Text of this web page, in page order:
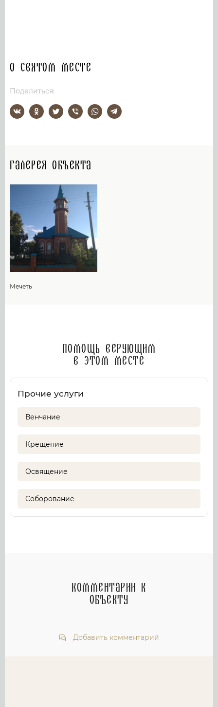
О святом месте
Поделиться:
Галерея объекта
Мечеть
Помощь верующим
в этом месте
Прочие услуги
Венчание
Крещение
Освящение
Соборование
Комментарии к
объекту
Добавить комментарий